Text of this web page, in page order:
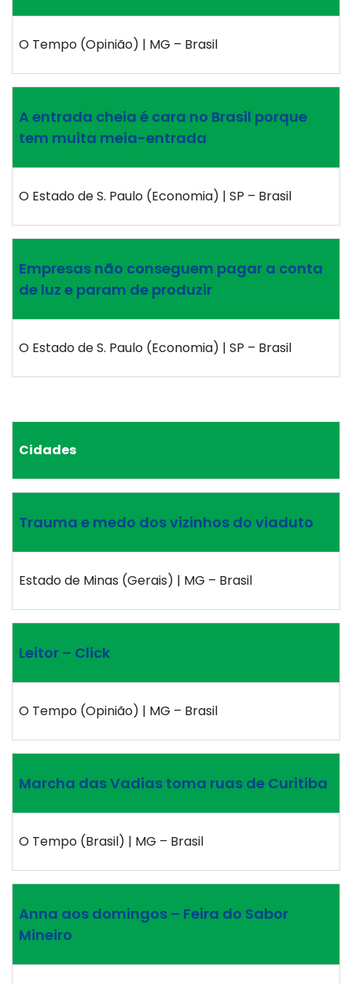
O Tempo (Opinião) | MG – Brasil
A entrada cheia é cara no Brasil porque
tem muita meia-entrada
O Estado de S. Paulo (Economia) | SP – Brasil
Empresas não conseguem pagar a conta
de luz e param de produzir
O Estado de S. Paulo (Economia) | SP – Brasil
Cidades
Trauma e medo dos vizinhos do viaduto
Estado de Minas (Gerais) | MG – Brasil
Leitor – Click
O Tempo (Opinião) | MG – Brasil
Marcha das Vadias toma ruas de Curitiba
O Tempo (Brasil) | MG – Brasil
Anna aos domingos – Feira do Sabor
Mineiro